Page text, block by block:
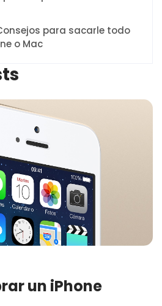
para sacarle todo
o Mac
un iPhone